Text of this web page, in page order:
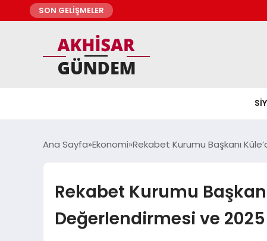
SON GELİŞMELER
Ana Sayfa Ekonomi Rekabet Kurumu Başkanı
Rekabet Kurumu
Değerlendirmesi ve